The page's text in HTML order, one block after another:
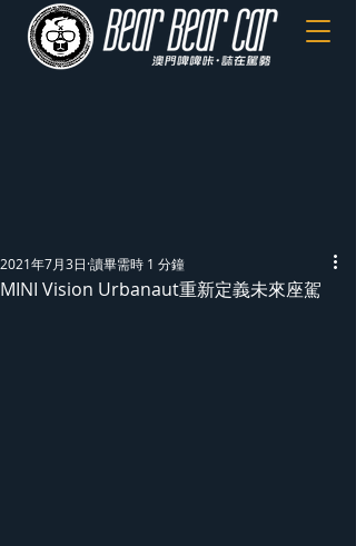
MINI Vision Urbanaut重新定義未來座駕
2021年7月3日 讀畢需時 1 分鐘